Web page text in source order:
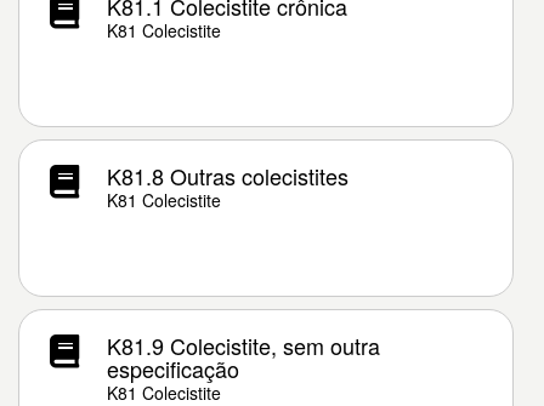
K81 Colecistite
K81.8 Outras colecistites
K81 Colecistite
K81.9 Colecistite, sem outra
especificação
K81 Colecistite